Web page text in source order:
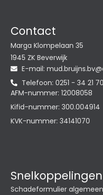
Contact
Marga Klompelaan 35
1945 ZK Beverwijk
E-mail: @vb.snjiurb.dum
Telefoon: 0251 - 34 21 70
AFM-nummer: 12008058
Kifid-nummer: 300.004914
KVK-nummer: 34141070
Snelkoppelingen
Schadeformulier algemeen